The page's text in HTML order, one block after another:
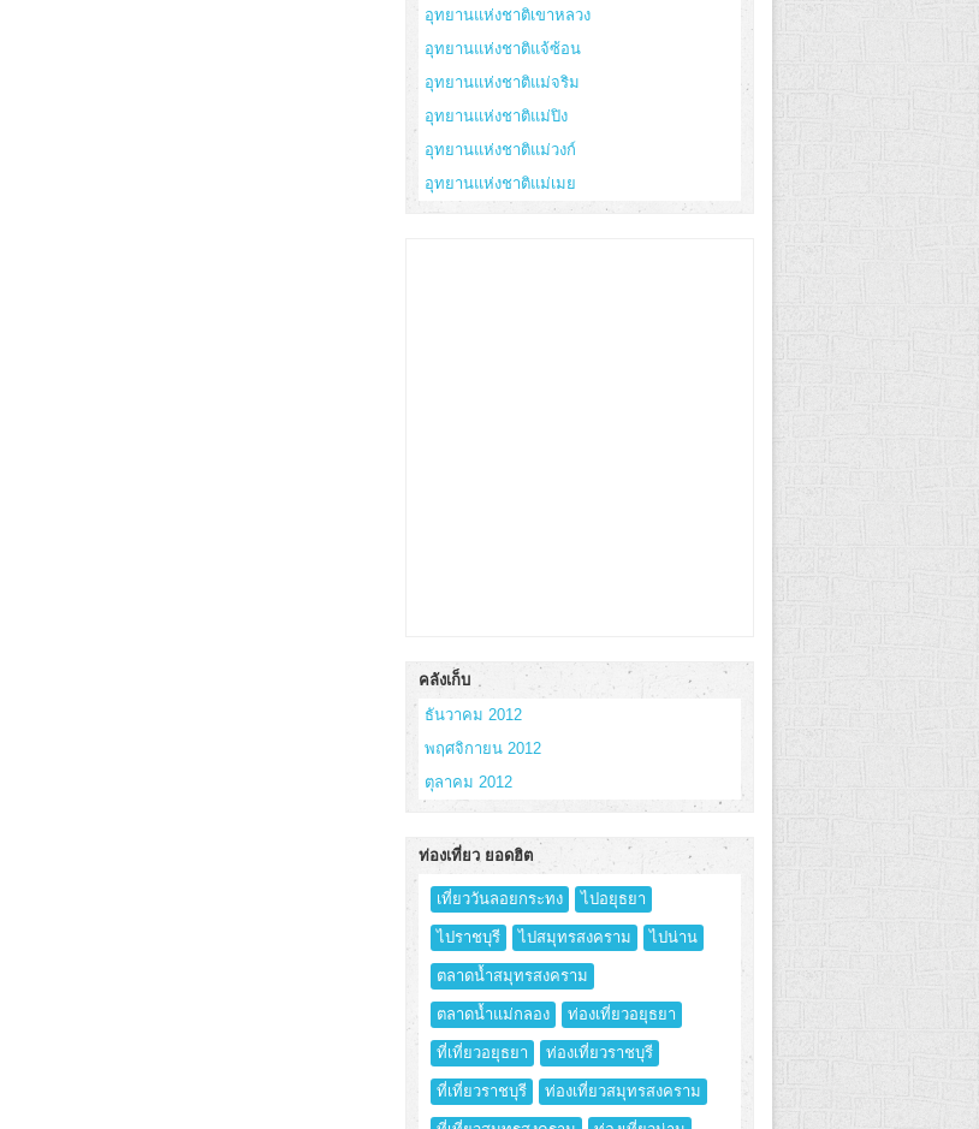
อุทยานแห่งชาติเขาหลวง
อุทยานแห่งชาติแจ้ซ้อน
อุทยานแห่งชาติแม่จริม
อุทยานแห่งชาติแม่ปิง
อุทยานแห่งชาติแม่วงก์
อุทยานแห่งชาติแม่เมย
คลังเก็บ
ธันวาคม 2012
พฤศจิกายน 2012
ตุลาคม 2012
ท่องเที่ยว ยอดฮิต
เที่ยววันลอยกระทง ไปอยุธยา
ไปราชบุรี ไปสมุทรสงคราม ไปน่าน
ตลาดน้ำสมุทรสงคราม
ตลาดน้ำแม่กลอง ท่องเที่ยวอยุธยา
ที่เที่ยวอยุธยา ท่องเที่ยวราชบุรี
ที่เที่ยวราชบุรี ท่องเที่ยวสมุทรสงคราม